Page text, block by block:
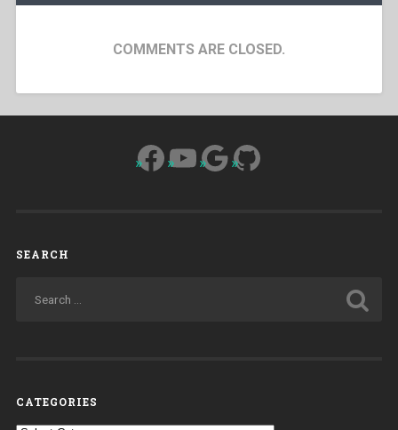
COMMENTS ARE CLOSED.
Facebook
YouTube
Google
GitHub
SEARCH
CATEGORIES